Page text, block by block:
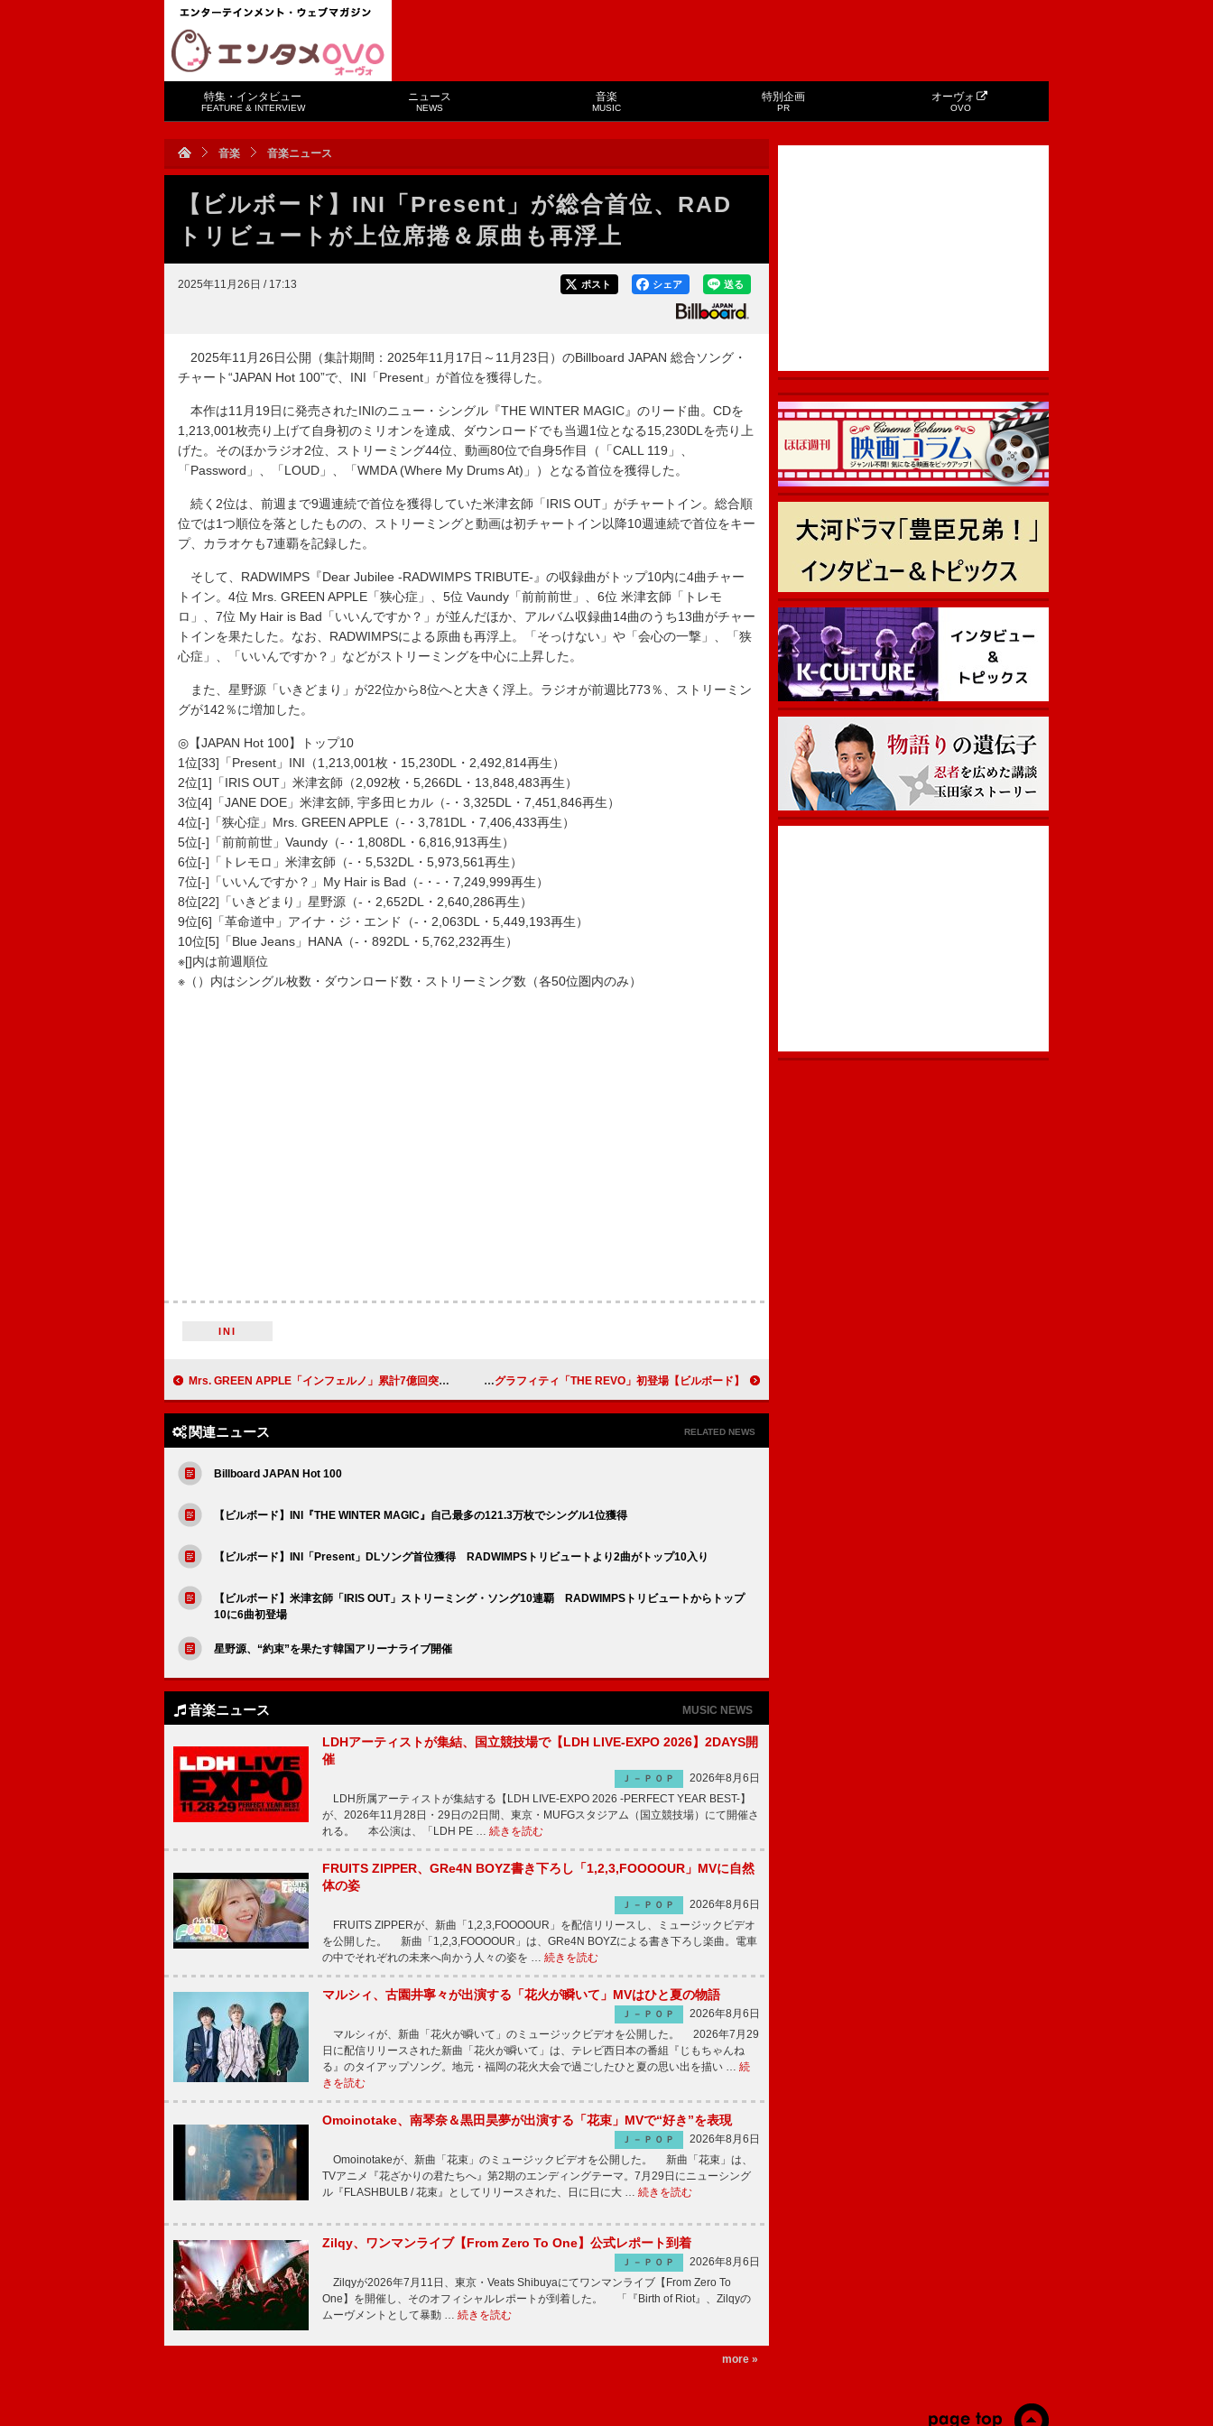
特集・インタビュー
FEATURE & INTERVIEW
ニュース
NEWS
音楽
MUSIC
特別企画
PR
オーヴォ
OVO
音楽 音楽ニュース
【ビルボード】INI「Present」が総合首位、RAD
トリビュートが上位席捲＆原曲も再浮上
2025年11月26日 / 17:13 送る
シェア
ポスト
2025年11月26日公開（集計期間：2025年11月17日～11月23日）のBillboard JAPAN 総合ソング・
チャート“JAPAN Hot 100”で、INI「Present」が首位を獲得した。
本作は11月19日に発売されたINIのニュー・シングル『THE WINTER MAGIC』のリード曲。CDを
1,213,001枚売り上げて自身初のミリオンを達成、ダウンロードでも当週1位となる15,230DLを売り上
げた。そのほかラジオ2位、ストリーミング44位、動画80位で自身5作目（「CALL 119」、
「Password」、「LOUD」、「WMDA (Where My Drums At)」）となる首位を獲得した。
続く2位は、前週まで9週連続で首位を獲得していた米津玄師「IRIS OUT」がチャートイン。総合順
位では1つ順位を落としたものの、ストリーミングと動画は初チャートイン以降10週連続で首位をキー
プ、カラオケも7連覇を記録した。
そして、RADWIMPS『Dear Jubilee -RADWIMPS TRIBUTE-』の収録曲がトップ10内に4曲チャー
トイン。4位 Mrs. GREEN APPLE「狭心症」、5位 Vaundy「前前前世」、6位 米津玄師「トレモ
ロ」、7位 My Hair is Bad「いいんですか？」が並んだほか、アルバム収録曲14曲のうち13曲がチャー
トインを果たした。なお、RADWIMPSによる原曲も再浮上。「そっけない」や「会心の一撃」、「狭
心症」、「いいんですか？」などがストリーミングを中心に上昇した。
また、星野源「いきどまり」が22位から8位へと大きく浮上。ラジオが前週比773％、ストリーミン
グが142％に増加した。
◎【JAPAN Hot 100】トップ10
1位[33]「Present」INI（1,213,001枚・15,230DL・2,492,814再生）
2位[1]「IRIS OUT」米津玄師（2,092枚・5,266DL・13,848,483再生）
3位[4]「JANE DOE」米津玄師, 宇多田ヒカル（-・3,325DL・7,451,846再生）
4位[-]「狭心症」Mrs. GREEN APPLE（-・3,781DL・7,406,433再生）
5位[-]「前前前世」Vaundy（-・1,808DL・6,816,913再生）
6位[-]「トレモロ」米津玄師（-・5,532DL・5,973,561再生）
7位[-]「いいんですか？」My Hair is Bad（-・-・7,249,999再生）
8位[22]「いきどまり」星野源（-・2,652DL・2,640,286再生）
9位[6]「革命道中」アイナ・ジ・エンド（-・2,063DL・5,449,193再生）
10位[5]「Blue Jeans」HANA（-・892DL・5,762,232再生）
※[]内は前週順位
※（）内はシングル枚数・ダウンロード数・ストリーミング数（各50位圏内のみ）
INI
Mrs. GREEN APPLE「インフェルノ」累計7億回突破ほか：今週のストリーミングまとめ 【ビルボード】米津玄師「IRIS OUT」アニメ10連覇 『ヒロアカ』OPのポルノグラフィティ「THE REVO」初登場
関連ニュース RELATED NEWS
Billboard JAPAN Hot 100
【ビルボード】INI『THE WINTER MAGIC』自己最多の121.3万枚でシングル1位獲得
【ビルボード】INI「Present」DLソング首位獲得 RADWIMPSトリビュートより2曲がトップ10入り
【ビルボード】米津玄師「IRIS OUT」ストリーミング・ソング10連覇 RADWIMPSトリビュートからトップ
10に6曲初登場
星野源、“約束”を果たす韓国アリーナライブ開催
音楽ニュース MUSIC NEWS
LDHアーティストが集結、国立競技場で【LDH LIVE-EXPO 2026】2DAYS開
催
Ｊ－ＰＯＰ
2026年8月6日
LDH所属アーティストが集結する【LDH LIVE-EXPO 2026 -PERFECT YEAR BEST-】
が、2026年11月28日・29日の2日間、東京・MUFGスタジアム（国立競技場）にて開催さ
れる。 本公演は、「LDH PE … 続きを読む
FRUITS ZIPPER、GRe4N BOYZ書き下ろし「1,2,3,FOOOOUR」MVに自然
体の姿
Ｊ－ＰＯＰ
2026年8月6日
FRUITS ZIPPERが、新曲「1,2,3,FOOOOUR」を配信リリースし、ミュージックビデオ
を公開した。 新曲「1,2,3,FOOOOUR」は、GRe4N BOYZによる書き下ろし楽曲。電車
の中でそれぞれの未来へ向かう人々の姿を … 続きを読む
マルシィ、古園井寧々が出演する「花火が瞬いて」MVはひと夏の物語
Ｊ－ＰＯＰ
2026年8月6日
マルシィが、新曲「花火が瞬いて」のミュージックビデオを公開した。 2026年7月29
日に配信リリースされた新曲「花火が瞬いて」は、テレビ西日本の番組『じもちゃんね
る』のタイアップソング。地元・福岡の花火大会で過ごしたひと夏の思い出を描い … 続
きを読む
Omoinotake、南琴奈＆黒田昊夢が出演する「花束」MVで“好き”を表現
Ｊ－ＰＯＰ
2026年8月6日
Omoinotakeが、新曲「花束」のミュージックビデオを公開した。 新曲「花束」は、
TVアニメ『花ざかりの君たちへ』第2期のエンディングテーマ。7月29日にニューシング
ル『FLASHBULB / 花束』としてリリースされた、日に日に大 … 続きを読む
Zilqy、ワンマンライブ【From Zero To One】公式レポート到着
Ｊ－ＰＯＰ
2026年8月6日
Zilqyが2026年7月11日、東京・Veats Shibuyaにてワンマンライブ【From Zero To
One】を開催し、そのオフィシャルレポートが到着した。 「『Birth of Riot』、Zilqyの
ムーヴメントとして暴動 … 続きを読む
more »